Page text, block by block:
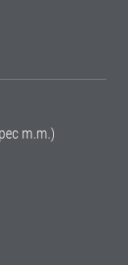
m.m.)